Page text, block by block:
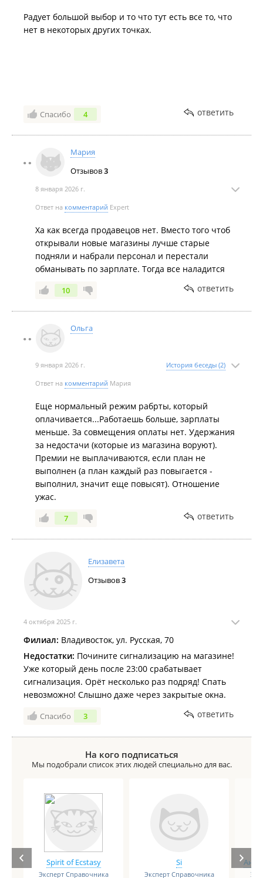
конторой.
Дата посещения:14.02.2026
Радует большой выбор и то что тут есть все то, что
нет в некоторых других точках.
Спасибо 4 ответить
Мария
Отзывов3
8 января 2026 г.
Ответ на комментарий Expert
Ха как всегда продавецов нет. Вместо того чтоб
открывали новые магазины лучше старые
подняли и набрали персонал и перестали
обманывать по зарплате. Тогда все наладится
10 ответить
Ольга
9 января 2026 г. История беседы (2)
Ответ на комментарий Мария
Еще нормальный режим рабрты, который
оплачивается...Работаешь больше, зарплаты
меньше. За совмещения оплаты нет. Удержания
за недостачи (которые из магазина воруют).
Премии не выплачиваются, если план не
выполнен (а план каждый раз повыгается -
выполнил, значит еще повысят). Отношение
ужас.
7 ответить
Елизавета
Отзывов3
4 октября 2025 г.
Филиал: Владивосток, ул. Русская, 70
Недостатки: Почините сигнализацию на магазине!
Уже который день после 23:00 срабатывает
сигнализация. Орёт несколько раз подряд! Спать
невозможно! Слышно даже через закрытые окна.
Спасибо 3 ответить
На кого подписаться
Мы подобрали список этих людей специально для вас.
Spirit of Ecstasy
Эксперт Справочника
Si
Эксперт Справочника